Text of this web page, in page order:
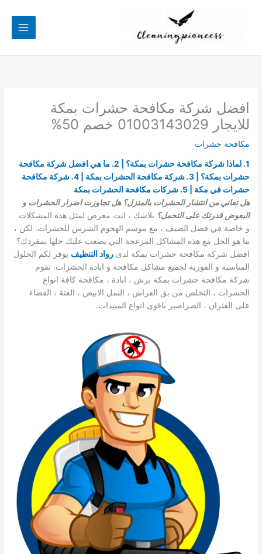
افضل شركة مكافحة حشرات بمكة
للايجار 01003143029 خصم 50%
مكافحة حشرات
1. لماذا شركة مكافحة حشرات بمكة؟ | 2. ما هي افضل شركة مكافحة
حشرات بمكة؟ | 3. شركة مكافحة الحشرات بمكة | 4. شركة مكافحة
حشرات في مكة | 5. شركات مكافحة الحشرات بمكة
هل تعاني من انتشار الحشرات بالمنزل؟ هل تجاوزت اضرار الحشرات و
البعوض قدرتك على التحمل؟ بلاشك ، انت معرض لمثل هذه المشكلات
و خاصة في فصل الصيف ، مع موسم الهجوم الشرس للحشرات. لكن ،
ما هو الحل مع هذه المشاكل المزعجة التي يصعب عليك حلها بمفردك؟
افضل شركة مكافحة حشرات بمكة لدىرواد التنظيف يوفر لكم الحلول
المناسبة و الفورية لجميع مشاكل مكافحة و ابادة الحشرات. تقوم
شركة مكافحة حشرات بمكة برش ، ابادة ، مكافحة كافة انواع
الحشرات ، التخلص من بق الفراش ، النمل الابيض ، العتة ، القضاء
على الفئران ، الصراصير باقوى انواع المبيدات.